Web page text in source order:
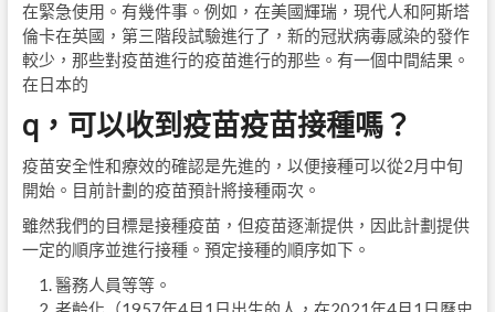
在緊急使用。有幾件事。例如，在美國輝瑞，現代人和阿斯塔
倫卡在英國，第三階段試驗進行了，新的冠狀病毒感染的發作
較少，那些對疫苗進行的疫苗進行的那些。有一個中間結果。
在日本的
q，可以收到疫苗疫苗接種嗎？
疫苗安全性和療效的確認是先進的，以便接種可以從2月中旬
開始。目前計劃的疫苗預計將接種兩次。
雖然我們的目標是接種疫苗，但疫苗逐漸提供，因此計劃提供
一定的順序並進行接種。預定接種的順序如下。
醫務人員等等。